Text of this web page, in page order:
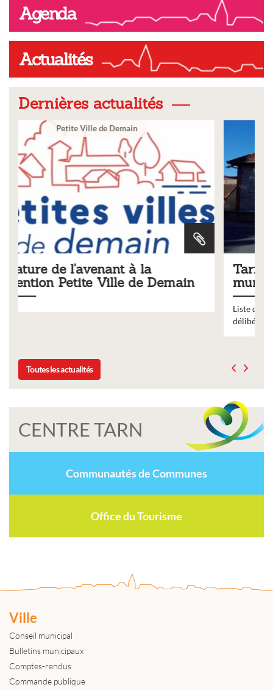
Agenda
Actualités
Dernières actualités
Tarifs 2026 des services
municipaux
délibération du conseil municipal du 19 décembre 2025
Toutes les actualités
CENTRE TARN
Communautés de Communes
Office du Tourisme
Ville
Conseil municipal
Bulletins municipaux
Comptes-rendus
Commande publique